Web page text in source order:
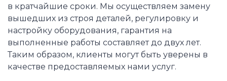
в кратчайшие сроки. Мы осуществляем замену
вышедших из строя деталей, регулировку и
настройку оборудования, гарантия на
выполненные работы составляет до двух лет.
Таким образом, клиенты могут быть уверены в
качестве предоставляемых нами услуг.